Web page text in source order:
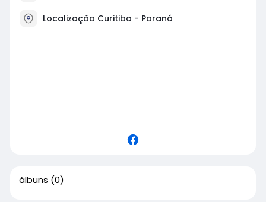
Localização Curitiba - Paraná
álbuns (0)